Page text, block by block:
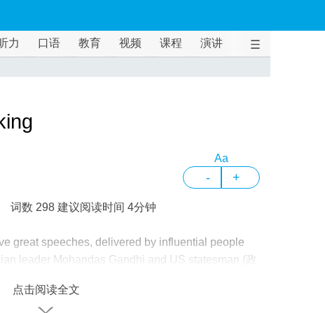
力 口语 教育 视频 课程 演讲
Aa
- +
词数 298 建议阅读时间 4分钟
great speeches, delivered by influential people
leader Mohandas Gandhi and US statesman (政
点击阅读全文